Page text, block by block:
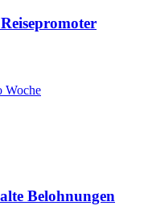
Woche
Belohnungen